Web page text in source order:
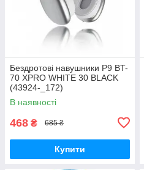
Бездротові навушники P9 BT-
70 XPRO WHITE 30 BLACK
(43924-_172)
В наявності
468 ₴ 685 ₴
Купити